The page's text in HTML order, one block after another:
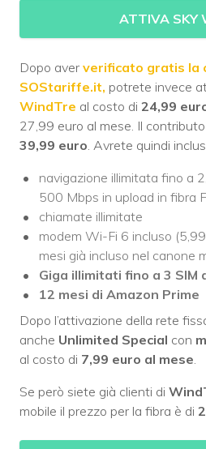
ATTIVA SKY
Dopo aver verificato gratis la
SOStariffe.it, potrete invece
WindTre al costo di 24,99
27,99 euro al mese. Il
39,99 euro . Avrete quindi
navigazione illimitata fino a
500 Mbps in upload in fibra
chiamate illimitate
modem Wi-Fi 6 incluso
mesi già incluso nel canone
Giga illimitati fino a 3 SIM
12 mesi di Amazon Prime
Dopo l’attivazione della rete
anche Unlimited Special con
al costo di 7,99 euro al mese
Se però siete già clienti di
mobile il prezzo per la fibra è di